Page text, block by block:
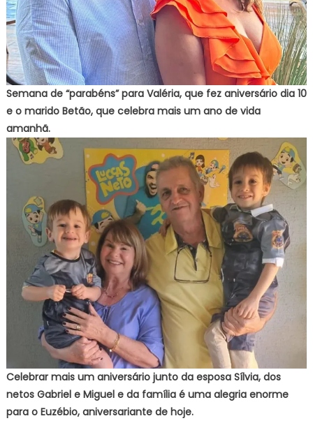
Semana de “parabéns” para Valéria, que fez aniversário dia 10
e o marido Betão, que celebra mais um ano de vida
amanhã.
Celebrar mais um aniversário junto da esposa Sílvia, dos
netos Gabriel e Miguel e da família é uma alegria enorme
para o Euzébio, aniversariante de hoje.